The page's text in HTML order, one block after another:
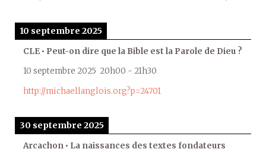
10 septembre 2025
CLE • Peut-on dire que la Bible est la Parole de Dieu ?
10 septembre 2025 20h00 - 21h30
http://michaellanglois.org?p=24701
30 septembre 2025
Arcachon • La naissances des textes fondateurs